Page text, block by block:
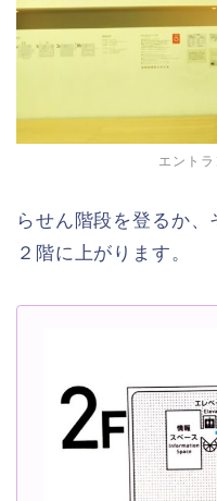
エント
らせん階段を登るか
２階に上がります。